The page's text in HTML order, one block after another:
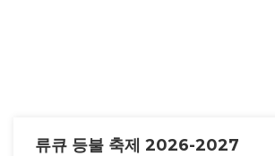
류큐 등불 축제 2026-2027